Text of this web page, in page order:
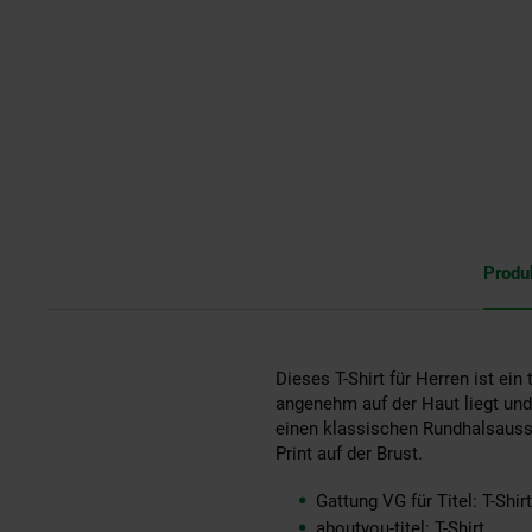
Dieses T-Shirt für Herren ist
angenehm auf der Haut liegt
einen klassischen
Print auf der Brust.
Gattung VG für Titel: T-Shirt